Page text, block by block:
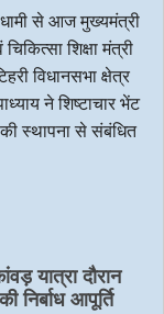
से आज मुख्यमंत्री
शिक्षा मंत्री
विधानसभा क्षेत्र
ने शिष्टाचार भेंट
स्थापना से संबंधित
यात्रा दौरान
निर्बाध आपूर्ति